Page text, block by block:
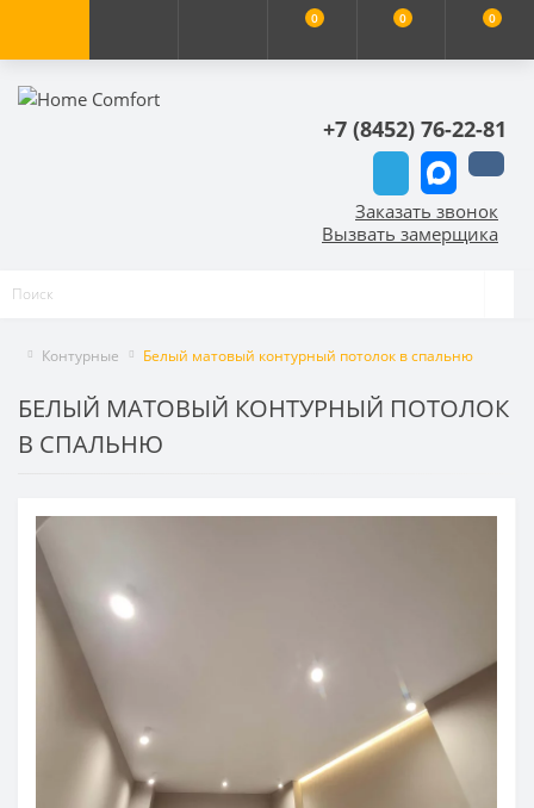
0 0 0
+7 (8452) 76-22-81
Заказать звонок
Вызвать замерщика
Контурные Белый матовый контурный потолок в спальню
БЕЛЫЙ МАТОВЫЙ КОНТУРНЫЙ ПОТОЛОК
В СПАЛЬНЮ